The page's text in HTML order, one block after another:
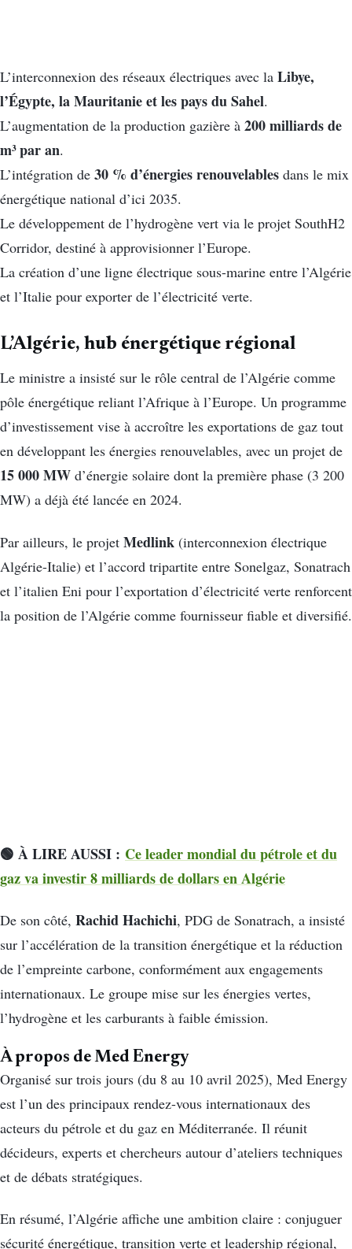
L’interconnexion des réseaux électriques avec la Libye,
l’Égypte, la Mauritanie et les pays du Sahel.
L’augmentation de la production gazière à 200 milliards de
m³ par an.
L’intégration de 30 % d’énergies renouvelables dans le mix
énergétique national d’ici 2035.
Le développement de l’hydrogène vert via le projet SouthH2
Corridor, destiné à approvisionner l’Europe.
La création d’une ligne électrique sous-marine entre l’Algérie
et l’Italie pour exporter de l’électricité verte.
L’Algérie, hub énergétique régional
Le ministre a insisté sur le rôle central de l’Algérie comme
pôle énergétique reliant l’Afrique à l’Europe. Un programme
d’investissement vise à accroître les exportations de gaz tout
en développant les énergies renouvelables, avec un projet de
15 000 MW d’énergie solaire dont la première phase (3 200
MW) a déjà été lancée en 2024.
Par ailleurs, le projet Medlink (interconnexion électrique
Algérie-Italie) et l’accord tripartite entre Sonelgaz, Sonatrach
et l’italien Eni pour l’exportation d’électricité verte renforcent
la position de l’Algérie comme fournisseur fiable et diversifié.
🟢 À LIRE AUSSI : Ce leader mondial du pétrole et du
gaz va investir 8 milliards de dollars en Algérie
De son côté, Rachid Hachichi, PDG de Sonatrach, a insisté
sur l’accélération de la transition énergétique et la réduction
de l’empreinte carbone, conformément aux engagements
internationaux. Le groupe mise sur les énergies vertes,
l’hydrogène et les carburants à faible émission.
À propos de Med Energy
Organisé sur trois jours (du 8 au 10 avril 2025), Med Energy
est l’un des principaux rendez-vous internationaux des
acteurs du pétrole et du gaz en Méditerranée. Il réunit
décideurs, experts et chercheurs autour d’ateliers techniques
et de débats stratégiques.
En résumé, l’Algérie affiche une ambition claire : conjuguer
sécurité énergétique, transition verte et leadership régional,